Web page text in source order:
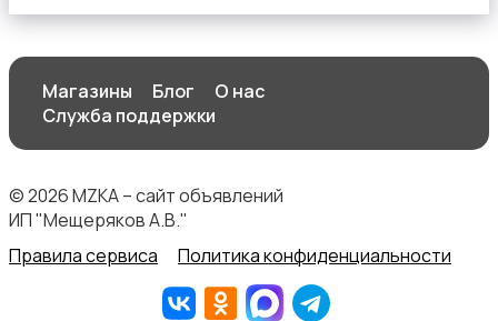
Спортивная одежда
Футболки и топы
Магазины Блог
О нас
Служба поддержки
© 2026 MZKA – сайт объявлений
ИП "Мещеряков А.В."
Правила сервиса
Политика конфиденциальности